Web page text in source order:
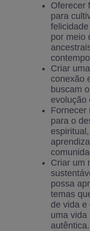
Oferecer
para
por meio
Criar
conexão
buscam
evolução
Fornecer
para o
Criar um
possa
temas
de vida e
uma vida
autêntica.